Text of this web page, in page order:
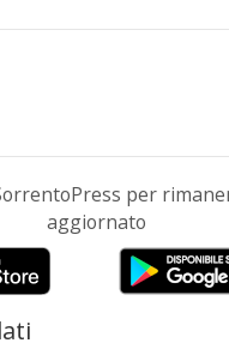
per
aggiornato